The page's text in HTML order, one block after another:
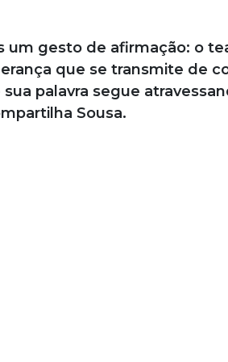
um gesto de afirmação: o
que se transmite de
palavra segue
Sousa.